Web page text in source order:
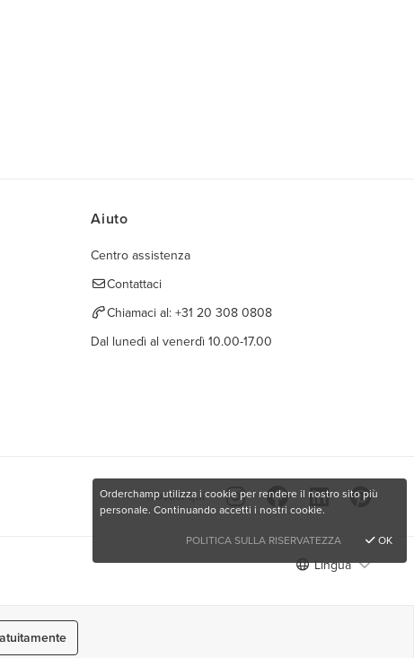
Aiuto
Centro assistenza
Contattaci
Chiamaci al: +31 20 308 0808
Dal lunedì al venerdì 10.00-17.00
Trovaci qui
Lingua
Orderchamp utilizza i cookie per rendere il nostro sito più
personale. Continuando accetti i nostri cookie.
POLITICA SULLA RISERVATEZZA
OK